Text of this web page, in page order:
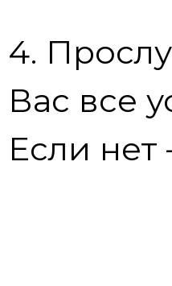
4.
Вас все
Если нет